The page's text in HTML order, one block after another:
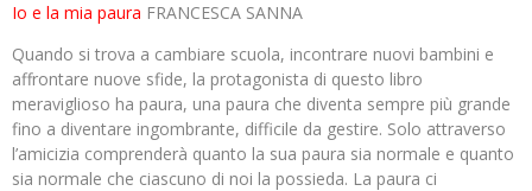
Io e la mia paura FRANCESCA SANNA
Quando si trova a cambiare scuola, incontrare nuovi bambini e
affrontare nuove sfide, la protagonista di questo libro
meraviglioso ha paura, una paura che diventa sempre più grande
fino a diventare ingombrante, difficile da gestire. Solo attraverso
l’amicizia comprenderà quanto la sua paura sia normale e quanto
sia normale che ciascuno di noi la possieda. La paura ci